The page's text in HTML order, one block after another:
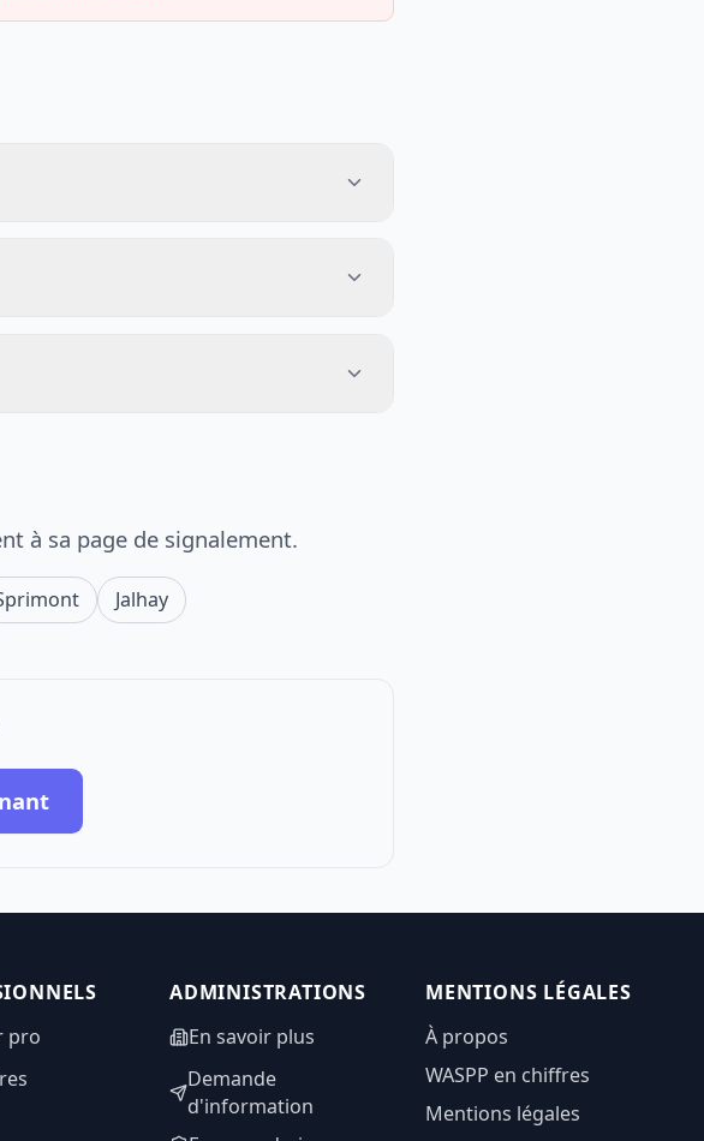
à sa page de signalement.
Jalhay
pro
ADMINISTRATIONS
En savoir plus
Demande
d'information
MENTIONS LÉGALES
À propos
WASPP en chiffres
Mentions légales